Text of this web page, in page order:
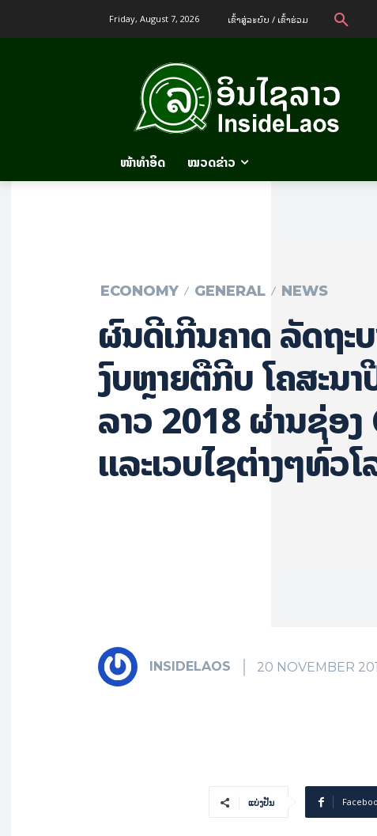
Friday, August 7, 2026 ເຂົ້າ​ສູ່​ລະ​ບົບ / ເຂົ້າ​ຮ່ວມ
ໜ້າທຳອິດ ໝວດຂ່າວ
ECONOMY GENERAL NEWS
ຜົນດີເກີນຄາດ ລັດຖະ
ງົບຫຼາຍຕື້ກີບ ໂຄສະນ
ລາວ 2018 ຜ່ານຊ່ອ
ແລະເວບໄຊຕ່າງໆທົ່ວ
INSIDELAOS 20 NOVEMBER
ແບ່ງປັນ